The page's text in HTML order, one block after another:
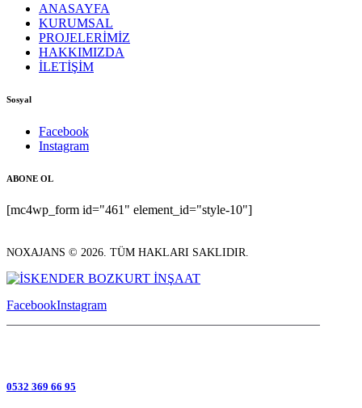
ANASAYFA
KURUMSAL
PROJELERİMİZ
HAKKIMIZDA
İLETİŞİM
Sosyal
Facebook
Instagram
ABONE OL
[mc4wp_form id="461" element_id="style-10"]
NOXAJANS © 2026. TÜM HAKLARI SAKLIDIR.
FacebookInstagram
0532 369 66 95